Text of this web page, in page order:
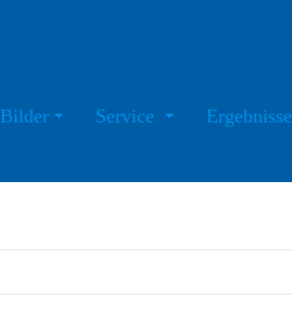
Bilder Service Ergebnisse